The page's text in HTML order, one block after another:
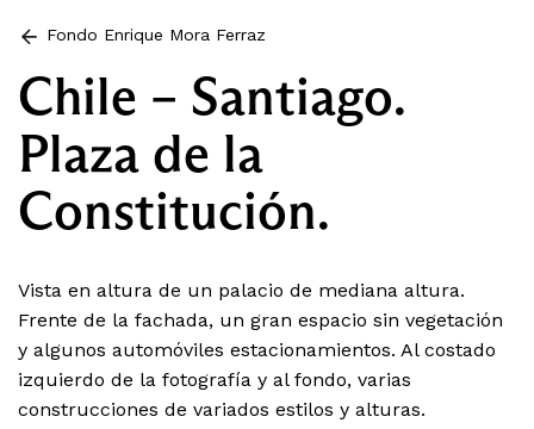
Fondo Enrique Mora Ferraz
Chile – Santiago.
Plaza de la
Constitución.
Vista en altura de un palacio de mediana altura.
Frente de la fachada, un gran espacio sin vegetación
y algunos automóviles estacionamientos. Al costado
izquierdo de la fotografía y al fondo, varias
construcciones de variados estilos y alturas.